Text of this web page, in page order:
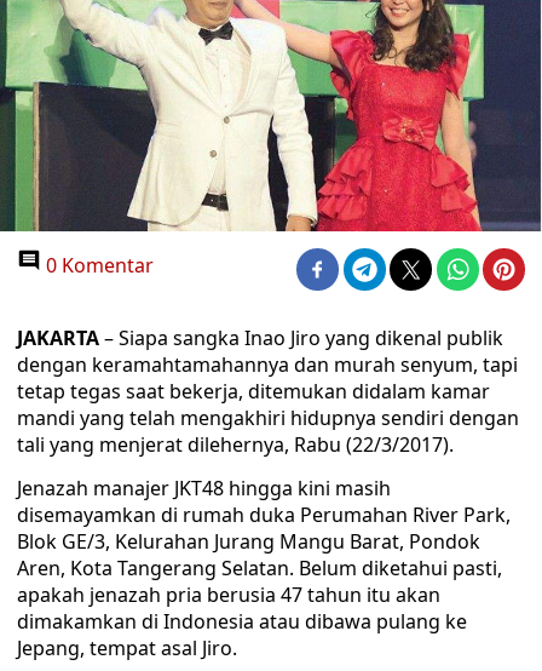
0 Komentar
JAKARTA– Siapa sangka Inao Jiro yang dikenal publik
dengan keramahtamahannya dan murah senyum, tapi
tetap tegas saat bekerja, ditemukan didalam kamar
mandi yang telah mengakhiri hidupnya sendiri dengan
tali yang menjerat dilehernya, Rabu (22/3/2017).
Jenazah manajer JKT48 hingga kini masih
disemayamkan di rumah duka Perumahan River Park,
Blok GE/3, Kelurahan Jurang Mangu Barat, Pondok
Aren, Kota Tangerang Selatan. Belum diketahui pasti,
apakah jenazah pria berusia 47 tahun itu akan
dimakamkan di Indonesia atau dibawa pulang ke
Jepang, tempat asal Jiro.